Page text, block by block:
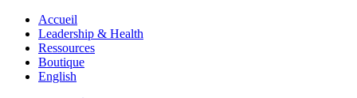
Accueil
Leadership & Health
Ressources
Boutique
English